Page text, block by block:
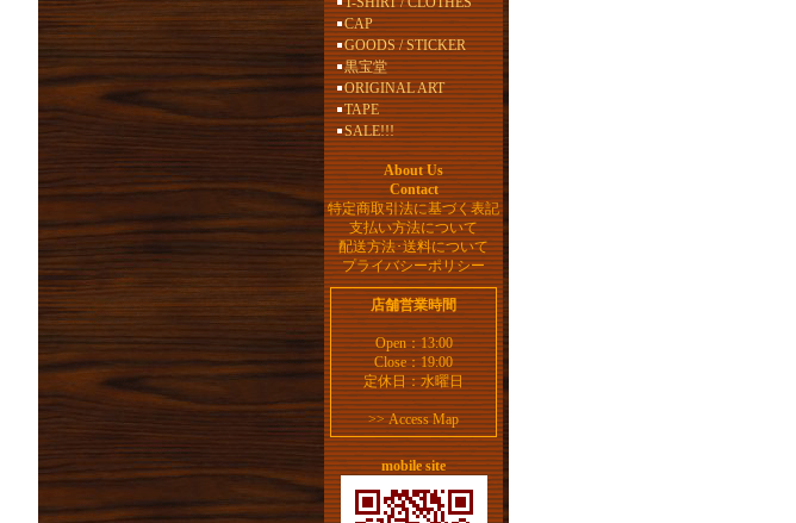
CAP
GOODS / STICKER
黒宝堂
ORIGINAL ART
TAPE
SALE!!!
About Us
Contact
特定商取引法に基づく表記
支払い方法について
配送方法･送料について
プライバシーポリシー
店舗営業時間
Open：13:00
Close：19:00
定休日：水曜日
>>Access Map
mobile site